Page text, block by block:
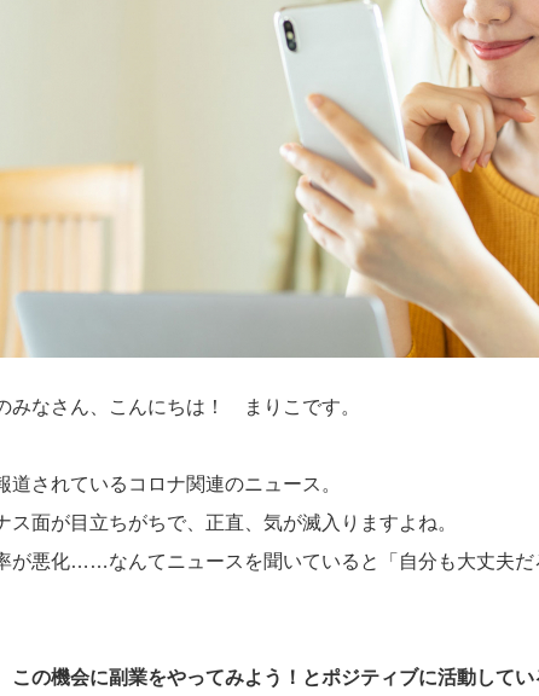
みなさん、こんにちは！ まりこです。
道されているコロナ関連のニュース。
ス面が目立ちがちで、正直、気が滅入りますよね。
が悪化……なんてニュースを聞いていると「自分も大丈夫
この機会に副業をやってみよう！とポジティブに活動して